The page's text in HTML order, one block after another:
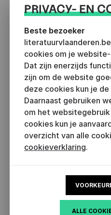
Joris Smeets
Vertaalbeleid
joris
+32 3 270 31 65
Joris werkt van maandag tot
donderdagvoormiddag.
PRIVACY- EN
Beste bezoeker
cookies om je
Dat zijn enerzijds
zijn om de website
deze cookies kun je
Daarnaast gebruiken
om het
cookies kun je
overzicht van alle
cookieverklaring.
ALLE